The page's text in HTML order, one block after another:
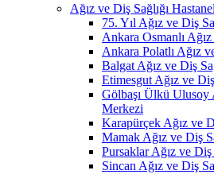
Ağız ve Diş Sağlığı
75. Yıl Ağız ve Diş
Ankara Osmanlı
Ankara Polatlı Ağız
Balgat Ağız ve Diş
Etimesgut Ağız ve
Gölbaşı Ülkü Ulusoy
Merkezi
Karapürçek Ağız ve
Mamak Ağız ve Diş
Pursaklar Ağız ve Diş
Sincan Ağız ve Diş